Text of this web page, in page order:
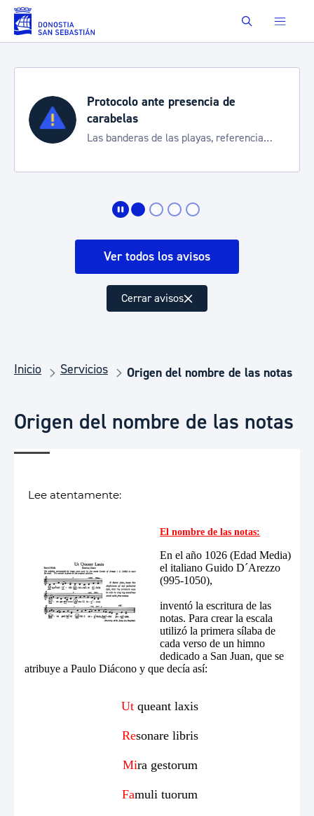
Saltar al contenido principal Buscar
Protocolo ante presencia de
carabelas
Las banderas de las playas, referencia
Ver todos los avisos
Cerrar avisos
Inicio Servicios Origen del nombre de las notas
Origen del nombre de las notas